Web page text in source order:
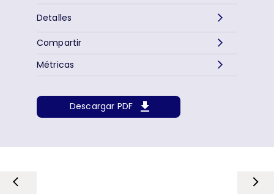
Detalles
Descargar PDF
Métricas
Compartir